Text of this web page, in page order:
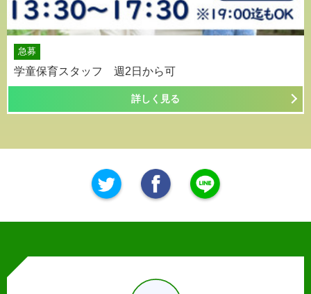
急募
学童保育スタッフ 週2日から可
詳しく見る